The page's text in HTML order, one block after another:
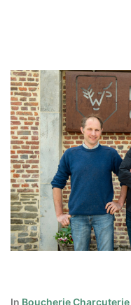
In Boucherie Charcuterie